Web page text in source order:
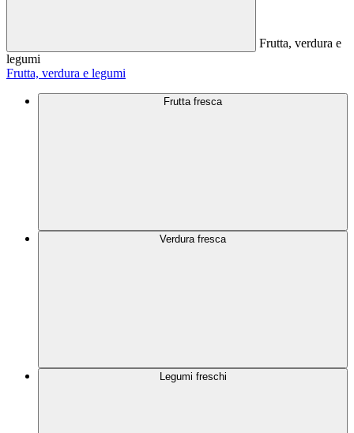
Frutta, verdura e
legumi
Frutta, verdura e legumi
Frutta fresca
Verdura fresca
Legumi freschi